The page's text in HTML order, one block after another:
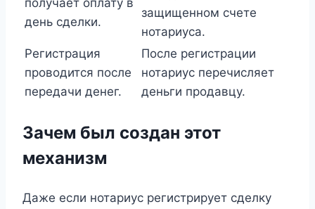
получает оплату в
день сделки.
защищенном счете
нотариуса.
Регистрация
проводится после
передачи денег.
После регистрации
нотариус перечисляет
деньги продавцу.
Зачем был создан этот
механизм
Даже если нотариус регистрирует сделку